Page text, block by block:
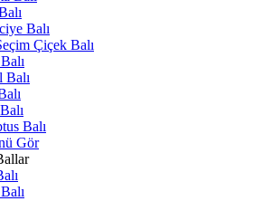
Balı
Çiçek Balı
Balı
Balı
Gör